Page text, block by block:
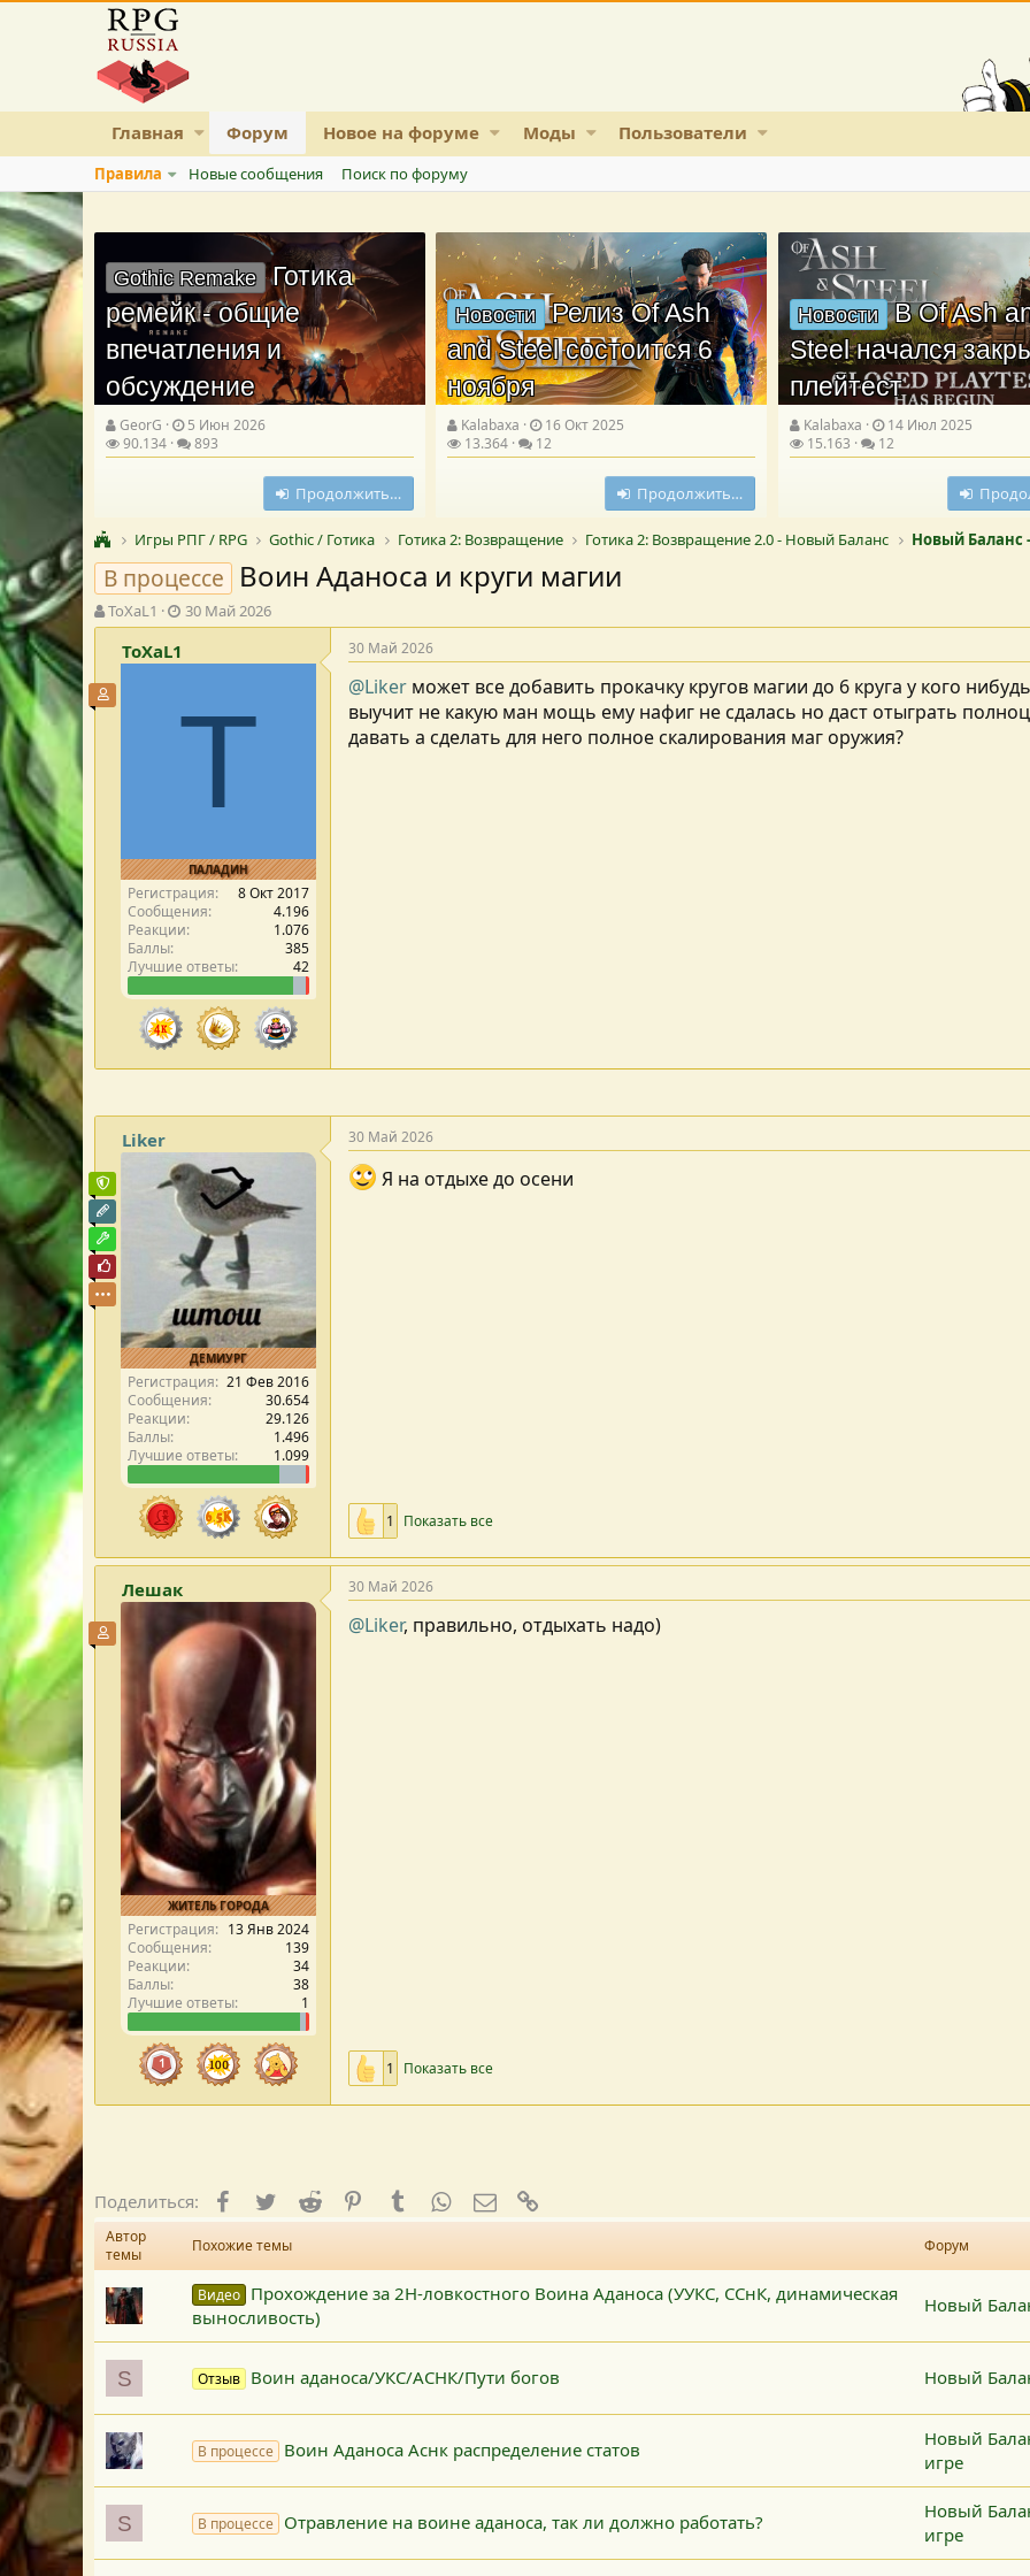
Главная Форум Новое на форуме Моды Пользователи
Правила Новые сообщения Поиск по форуму
Gothic Remake Готика
ремейк - общие
впечатления и
обсуждение
GeorG
5 Июн 2026
90.134
893
Продолжить…
Новости Релиз Of Ash
and Steel состоится 6
ноября
Kalabaxa
16 Окт 2025
13.364
12
Продолжить…
Новости В Of Ash
Steel начался
плейтест
Kalabaxa
14 Июл 2025
15.163
12
Игры РПГ / RPG Gothic / Готика Готика 2: Возвращение Готика 2: Возвращение 2.0 - Новый Баланс Новый Баланс
В процессе Воин Аданоса и круги магии
А
в
р
т
ToXaL1
Д
а
о
з
30 Май 2026
ToXaL1
T
ПАЛАДИН
Регистрация
8 Окт 2017
Сообщения
4.196
Реакции
1.076
Баллы
385
Лучшие ответы
42
30 Май 2026
@Liker может все добавить прокачку кругов магии до 6 круга у кого
выучит не какую ман мощь ему нафиг не сдалась но даст отыграть
давать а сделать для него полное скалирования маг оружия?
Liker
ДЕМИУРГ
Команда форума
Редактор раздела
Модостроитель
Почётный пользователь
Регистрация
21 Фев 2016
Сообщения
30.654
Реакции
29.126
Баллы
1.496
Лучшие ответы
1.099
30 Май 2026
Я на отдыхе до осени
1 Показать все
Лешак
ЖИТЕЛЬ ГОРОДА
Участник форума
Регистрация
13 Янв 2024
Сообщения
139
Реакции
34
Баллы
38
Лучшие ответы
1
30 Май 2026
@Liker, правильно, отдыхать надо)
1 Показать все
Поделиться: Facebook
TwitterReddit PinterestTumblrWhatsApp
E-mail
Автор
темы
Похожие темы Форум
Видео Прохождение за 2Н-ловкостного Воина Аданоса (УУКС, ССнК, динамическая
выносливость)
Новый
S Отзыв Воин аданоса/УКС/АСНК/Пути богов Новый
В процессе Воин Аданоса Аснк распределение статов
Новый
игре
S В процессе Отравление на воине аданоса, так ли должно работать?
Новый
игре